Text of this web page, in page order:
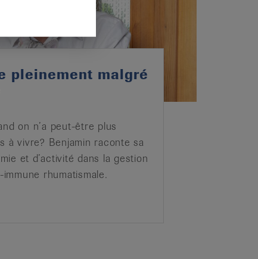
pleinement malgré
on n’a peut-être plus
à vivre? Benjamin raconte sa
et d’activité dans la gestion
rhumatismale.